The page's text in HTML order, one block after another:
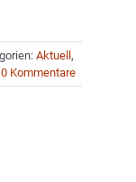
Aktuell ,
0 Kommentare